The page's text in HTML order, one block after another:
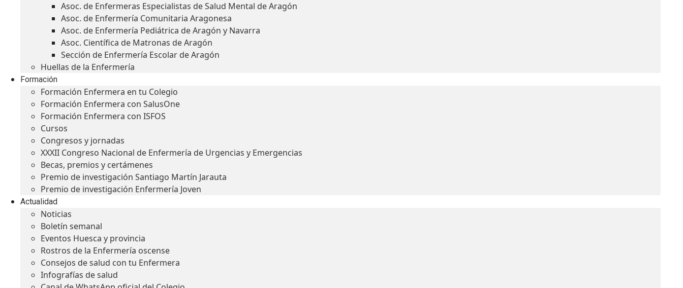
Asoc. de Enfermeras Especialistas de Salud Mental de Aragón
Asoc. de Enfermería Comunitaria Aragonesa
Asoc. de Enfermería Pediátrica de Aragón y Navarra
Asoc. Científica de Matronas de Aragón
Sección de Enfermería Escolar de Aragón
Huellas de la Enfermería
Formación
Formación Enfermera en tu Colegio
Formación Enfermera con SalusOne
Formación Enfermera con ISFOS
Cursos
Congresos y jornadas
XXXII Congreso Nacional de Enfermería de Urgencias y Emergencias
Becas, premios y certámenes
Premio de investigación Santiago Martín Jarauta
Premio de investigación Enfermería Joven
Actualidad
Noticias
Boletín semanal
Eventos Huesca y provincia
Rostros de la Enfermería oscense
Consejos de salud con tu Enfermera
Infografías de salud